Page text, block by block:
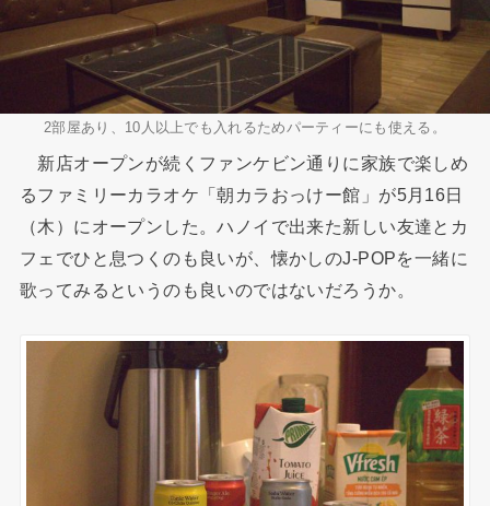
2部屋あり、10人以上でも入れるためパーティーにも使える。
新店オープンが続くファンケビン通りに家族で楽しめ
るファミリーカラオケ「朝カラおっけー館」が5月16日
（木）にオープンした。ハノイで出来た新しい友達とカ
フェでひと息つくのも良いが、懐かしのJ-POPを一緒に
歌ってみるというのも良いのではないだろうか。